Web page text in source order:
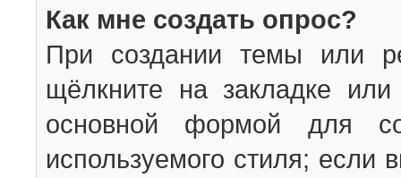
Как мне создать опрос?
При создании темы или
щёлкните на закладке
основной формой для
используемого стиля; если